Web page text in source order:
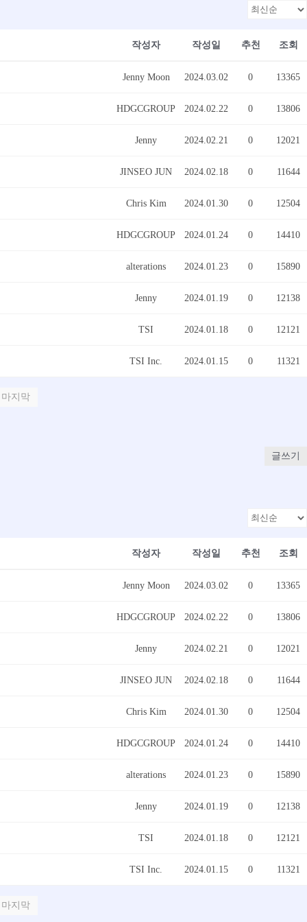
작성자 작성일 추천 조회
Jenny Moon 2024.03.02 0 13365
HDGCGROUP 2024.02.22 0 13806
Jenny 2024.02.21 0 12021
JINSEO JUN 2024.02.18 0 11644
Chris Kim 2024.01.30 0 12504
HDGCGROUP 2024.01.24 0 14410
alterations 2024.01.23 0 15890
Jenny 2024.01.19 0 12138
TSI 2024.01.18 0 12121
TSI Inc. 2024.01.15 0 11321
마지막
글쓰기
작성자 작성일 추천 조회
Jenny Moon 2024.03.02 0 13365
HDGCGROUP 2024.02.22 0 13806
Jenny 2024.02.21 0 12021
JINSEO JUN 2024.02.18 0 11644
Chris Kim 2024.01.30 0 12504
HDGCGROUP 2024.01.24 0 14410
alterations 2024.01.23 0 15890
Jenny 2024.01.19 0 12138
TSI 2024.01.18 0 12121
TSI Inc. 2024.01.15 0 11321
마지막